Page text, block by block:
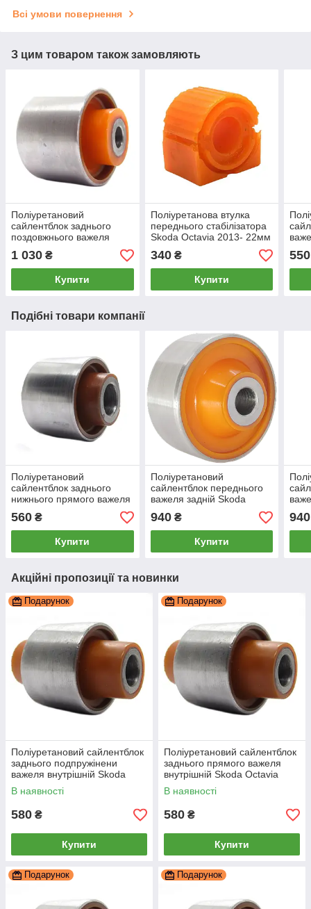
Всі умови повернення
З цим товаром також замовляють
Поліуретановий
сайлентблок заднього
поздовжнього важеля
Skoda Octavia 2013-, PP-
0122
1 030 ₴
Купити
Поліуретанова втулка
переднього стабілізатора
Skoda Octavia 2013- 22мм
ПІД вироблення, PP-
0143P
340₴
Купити
550
Подібні товари компанії
Поліуретановий
сайлентблок заднього
нижнього прямого важеля
2013-, PP-0133
560 ₴
Купити
Поліуретановий
сайлентблок переднього
важеля задній Skoda
940₴
Купити
940
Акційні пропозиції та новинки
Подарунок
Поліуретановий сайлентблок
заднього подпружінени
важеля внутрішній Skoda
Octavia 2013-, PP-0164
В наявності
580 ₴
Купити
Подарунок
Поліуретановий сайлентблок
заднього прямого важеля
внутрішній Skoda Octavia
2013-, PP-0164
В наявності
580 ₴
Купити
Подарунок Подарунок